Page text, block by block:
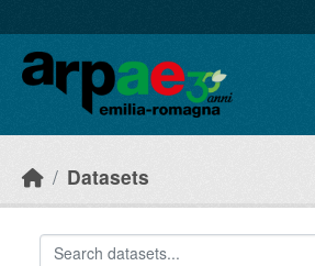
Datasets